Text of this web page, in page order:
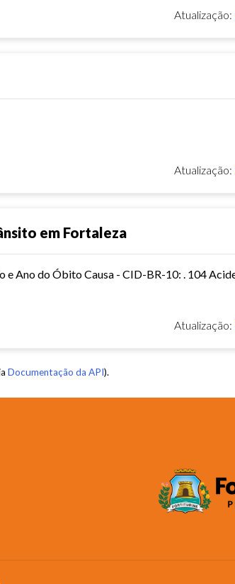
Atualização:
Atualização:
em Fortaleza
Atualização:
Documentação da API).